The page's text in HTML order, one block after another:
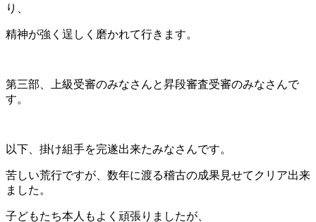
り、
精神が強く逞しく磨かれて行きます。
第三部、上級受審のみなさんと昇段審査受審のみなさんで
す。
以下、掛け組手を完遂出来たみなさんです。
苦しい荒行ですが、数年に渡る稽古の成果見せてクリア出来
ました。
子どもたち本人もよく頑張りましたが、